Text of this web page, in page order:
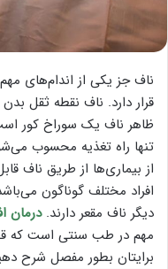
ناف جز یکی از اندام‌های
قرار دارد. ناف نقطه ثقل
ظاهر ناف یک سوراخ کور
تنها راه تغذیه محسوب
از بیماری‌ها از طریق ناف
افراد مختلف گوناگون
دیگر ناف مقعر دارند.درمان
مهم در طب سنتی است که قصد
برایتان بطور مفصل شرح